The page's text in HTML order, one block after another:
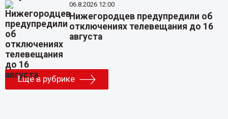
06.8.2026 12:00
Нижегородцев предупредили об
отключениях телевещания до 16
августа
Еще в рубрике